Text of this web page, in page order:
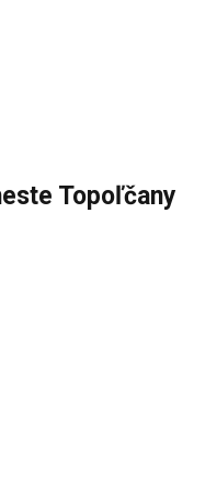
Topoľčany